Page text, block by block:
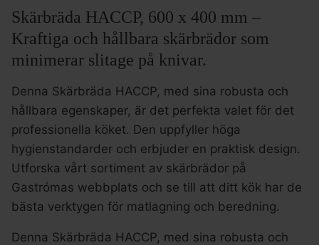
Skärbräda HACCP, 600 x 400 mm –
Kraftiga och hållbara skärbrädor som
minimerar slitage på knivar.
Denna Skärbräda HACCP, med sina robusta och
hållbara egenskaper, är det perfekta valet för det
professionella köket. Den uppfyller höga
hygienstandarder och erbjuder en praktisk design.
Utforska vårt sortiment av skärbrädor på
Gastrómas webbplats och se till att ditt kök har de
bästa verktygen för matlagning och beredning.
Denna Skärbräda HACCP, med sina robusta och